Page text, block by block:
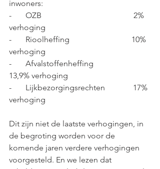
inwoners:
-       OZB                                              2%
verhoging
-       Rioolheffing                               10%
verhoging
-       Afvalstoffenheffing
13,9% verhoging
-       Lijkbezorgingsrechten              17%
verhoging
Dit zijn niet de laatste verhogingen, in
de begroting worden voor de
komende jaren verdere verhogingen
voorgesteld. En we lezen dat